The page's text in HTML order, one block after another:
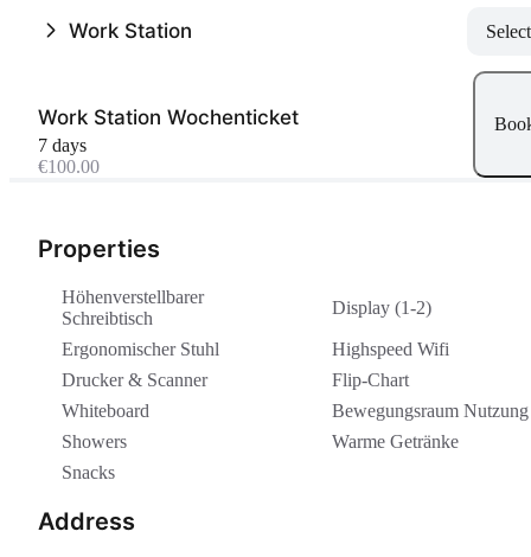
Properties
Höhenverstellbarer
Schreibtisch
Display (1-2)
Ergonomischer Stuhl
Highspeed Wifi
Drucker & Scanner
Flip-Chart
Whiteboard
Bewegungsraum Nutzung
Showers
Warme Getränke
Snacks
Address
Work Station Select
Work Station Wochenticket
7 days
€100.00